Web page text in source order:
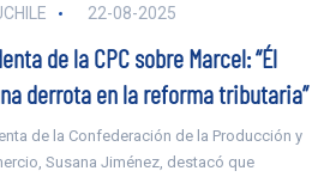
22-08-2025
de la CPC sobre Marcel: “Él
derrota en la reforma tributaria”
de la Confederación de la Producción y
Susana Jiménez, destacó que